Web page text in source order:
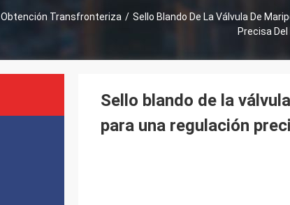
Obtención Transfronteriza / Sello Blando De La Válvula De
Precisa Del
Sello blando de la
para una regulación